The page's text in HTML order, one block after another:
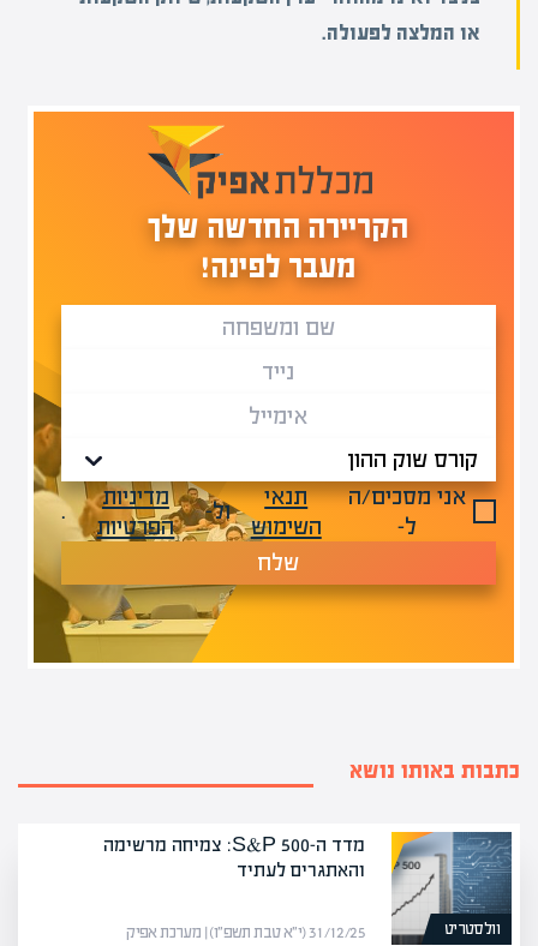
או המלצה לפעולה.
הקריירה החדשה שלך
מעבר לפינה!
אני מסכים/ה
ל-
תנאי
השימוש
ול-
מדיניות
הפרטיות
.
שלח
כתבות באותו נושא
וולסטריט
מדד ה-S&P 500: צמיחה מרשימה
והאתגרים לעתיד
31/12/25 (י״א טבת תשפ״ו) | מערכת אפיק